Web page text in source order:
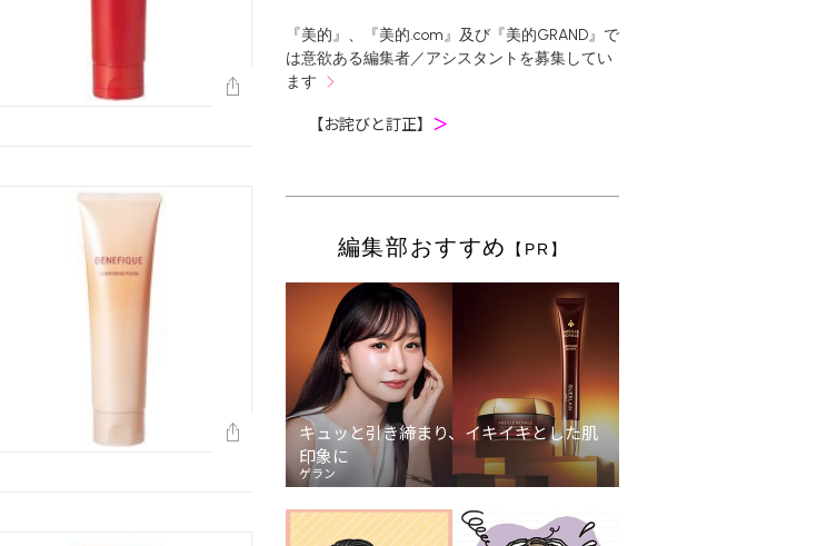
『美的』、『美的.com』及び『美的GRAND』で
は意欲ある編集者／アシスタントを募集してい
ます
【お詫びと訂正】 ＞
編集部おすすめ 【PR】
キュッと引き締まり、イキイキとした肌
印象に
ゲラン